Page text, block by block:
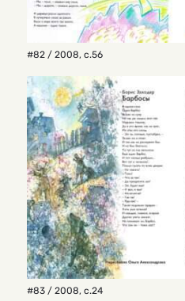
#82 / 2008, с.56
#83 / 2008, с.24